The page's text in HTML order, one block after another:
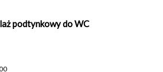
podtynkowy do WC